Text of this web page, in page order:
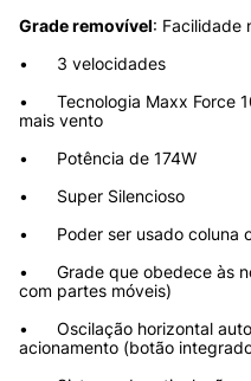
Grade removível: Facilidade
•	3 velocidades
•	Tecnologia Maxx Force 10: Hélice de 10 pás garantindo
mais vento
•	Potência de 174W
•	Super Silencioso
•	Poder ser usado coluna
•	Grade que obedece às normas de segurança (contato
com partes móveis)
•	Oscilação horizontal automática com novo sistema de
acionamento (botão